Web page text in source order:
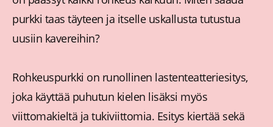
purkki taas täyteen ja itselle uskallusta tutustua
uusiin kavereihin?
Rohkeuspurkki on runollinen lastenteatteriesitys,
joka käyttää puhutun kielen lisäksi myös
viittomakieltä ja tukiviittomia. Esitys kiertää sekä